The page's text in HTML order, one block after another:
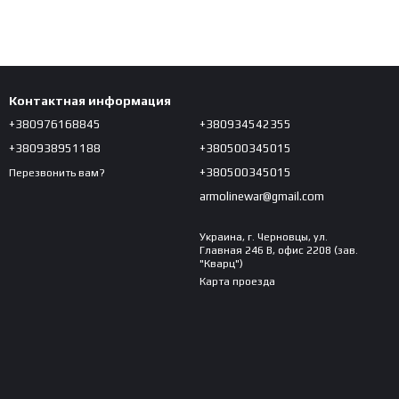
Контактная информация
+380976168845
+380938951188
Перезвонить вам?
+380934542355
+380500345015
+380500345015
armolinewar@gmail.com
Украина, г. Черновцы, ул.
Главная 246 В, офис 2208 (зав.
"Кварц")
Карта проезда